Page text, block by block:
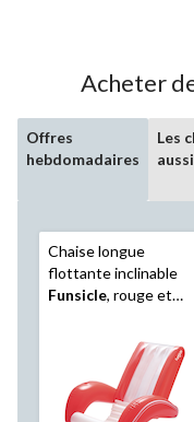
Acheter
Offres
hebdomadaires
Les
Chaise longue
flottante inclinable
Funsicle, rouge et